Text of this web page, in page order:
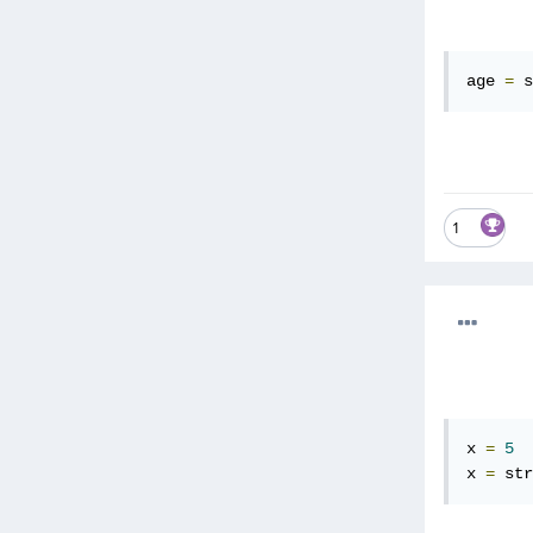
age =
1
x = 5
x = str